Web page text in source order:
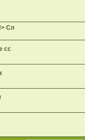
Сл
сс